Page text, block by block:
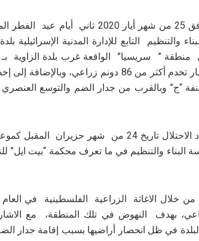
في ساعات الظهيرة من يوم الاثنين الموافق 25 من شهر
والتنظيم التابع للإدارة المدنية الإسرائيلية
العمل والبناء استهدفت آباراً لجمع مياه الأمطار تخدم أكثر من 86
“ج” وبالقرب من جدار الضم والتوسع العنصري
وبحسب ما ورد في تلك الاخطارات فقد حدد الاحتلال تاريخ 24 من
والتنظيم في ما تعرف محكمة “بيت ايل”
بهدف النهوض في تلك المنطقة، مع
في ظل انحصار أراضيها بسبب إقامة جدار